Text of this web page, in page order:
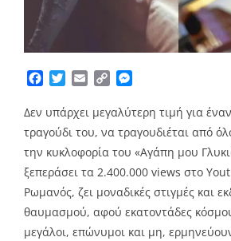
Facebook
TwitterEmailCopy
Δεν υπάρχει μεγαλύτερη τιμή για
τραγούδι του, να τραγουδιέται από
την κυκλοφορία του «Αγάπη μου
ξεπεράσει τα 2.400.000 views στο
Ρωμανός, ζει μοναδικές στιγμές και
θαυμασμού, αφού εκατοντάδες
μεγάλοι, επώνυμοι και μη,